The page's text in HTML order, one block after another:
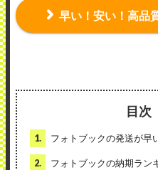
早い！安い！高品
目次
1. フォトブックの発送が早
2. フォトブックの納期ラン